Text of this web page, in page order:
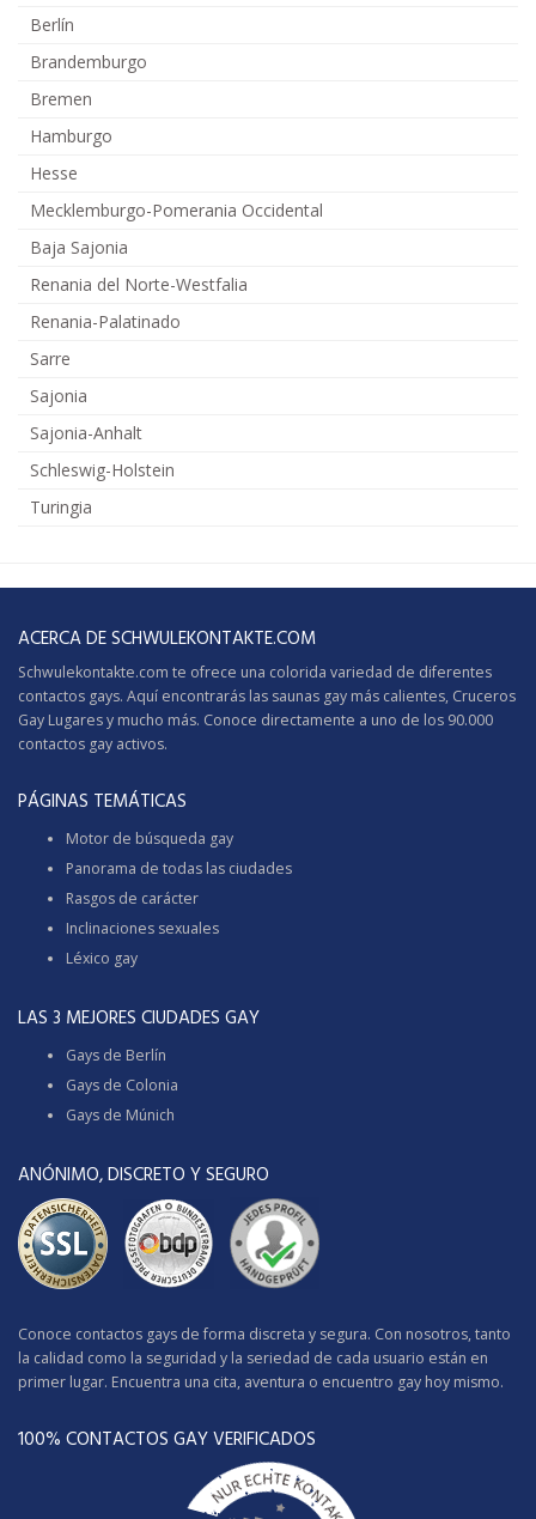
Berlín
Brandemburgo
Bremen
Hamburgo
Hesse
Mecklemburgo-Pomerania Occidental
Baja Sajonia
Renania del Norte-Westfalia
Renania-Palatinado
Sarre
Sajonia
Sajonia-Anhalt
Schleswig-Holstein
Turingia
ACERCA DE SCHWULEKONTAKTE.COM
Schwulekontakte.com te ofrece una colorida variedad de diferentes
contactos gays. Aquí encontrarás las saunas gay más calientes, Cruceros
Gay Lugares y mucho más. Conoce directamente a uno de los 90.000
contactos gay activos.
PÁGINAS TEMÁTICAS
Motor de búsqueda gay
Panorama de todas las ciudades
Rasgos de carácter
Inclinaciones sexuales
Léxico gay
LAS 3 MEJORES CIUDADES GAY
Gays de Berlín
Gays de Colonia
Gays de Múnich
ANÓNIMO, DISCRETO Y SEGURO
Conoce contactos gays de forma discreta y segura. Con nosotros, tanto
la calidad como la seguridad y la seriedad de cada usuario están en
primer lugar. Encuentra una cita, aventura o encuentro gay hoy mismo.
100% CONTACTOS GAY VERIFICADOS